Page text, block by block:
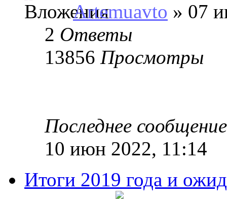
Artemuavto » 07
2 Ответы
13856 Просмотры
Последнее
10 июн 2022, 11:14
Итоги 2019 года и